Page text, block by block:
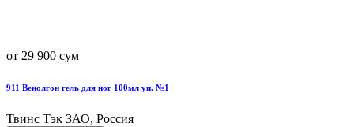
от 29 900 сум
911 Венолгон гель для ног 100мл уп. №1
Твинс Тэк ЗАО, Россия